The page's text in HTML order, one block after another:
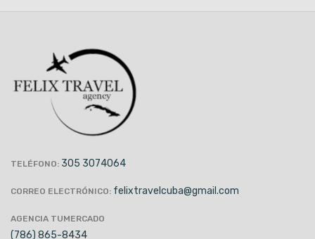
TELÉFONO: 305 3074064
CORREO ELECTRÓNICO: felixtravelcuba@gmail.com
AGENCIA TUMERCADO
(786) 865-8434